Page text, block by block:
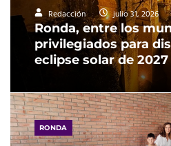
Redacción julio 31, 2026
Ronda, entre los
privilegiados para
eclipse solar de 2027
RONDA